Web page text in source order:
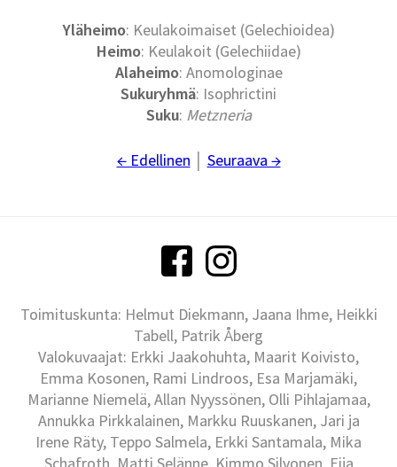
Yläheimo: Keulakoimaiset (Gelechioidea)
Heimo: Keulakoit (Gelechiidae)
Alaheimo: Anomologinae
Sukuryhmä: Isophrictini
Suku: Metzneria
← Edellinen Seuraava →
Toimituskunta: Helmut Diekmann, Jaana Ihme, Heikki
Tabell, Patrik Åberg
Valokuvaajat: Erkki Jaakohuhta, Maarit Koivisto,
Emma Kosonen, Rami Lindroos, Esa Marjamäki,
Marianne Niemelä, Allan Nyyssönen, Olli Pihlajamaa,
Annukka Pirkkalainen, Markku Ruuskanen, Jari ja
Irene Räty, Teppo Salmela, Erkki Santamala, Mika